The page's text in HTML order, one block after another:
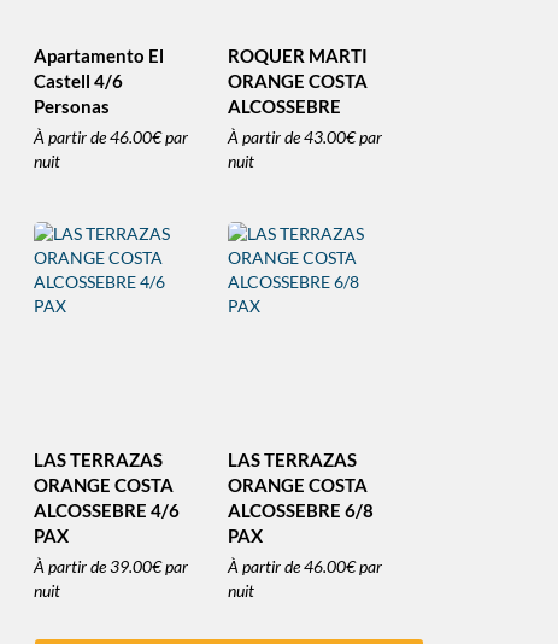
Apartamento El
Castell 4/6
Personas
À partir de46.00€par
nuit
ROQUER MARTI
ORANGE COSTA
ALCOSSEBRE
À partir de43.00€par
nuit
LAS TERRAZAS
ORANGE COSTA
ALCOSSEBRE 4/6
PAX
À partir de39.00€par
nuit
LAS TERRAZAS
ORANGE COSTA
ALCOSSEBRE 6/8
PAX
À partir de46.00€par
nuit